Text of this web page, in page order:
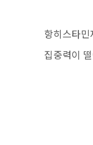
항히스타
집중력이